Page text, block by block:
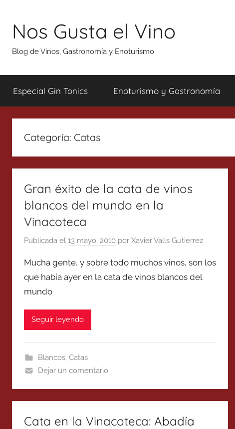
contenido
Nos Gusta el Vino
Blog de Vinos, Gastronomía y Enoturismo
Especial Gin Tonics Enoturismo y Gastronomía
Categoría: Catas
Gran éxito de la cata de vinos
blancos del mundo en la
Vinacoteca
Publicada el 13 mayo, 2010 por Xavier Valls Gutierrez
Mucha gente, y sobre todo muchos vinos, son los
que había ayer en la cata de vinos blancos del
mundo
Seguir leyendo
Blancos, Catas
Dejar un comentario
Cata en la Vinacoteca: Abadía